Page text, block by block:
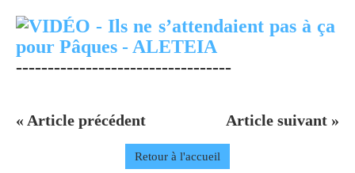
----------------------------------
« Article précédent Article suivant »
Retour à l'accueil